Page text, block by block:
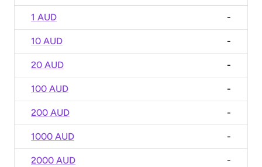
1 AUD -
10 AUD -
20 AUD -
100 AUD -
200 AUD -
1000 AUD -
2000 AUD -